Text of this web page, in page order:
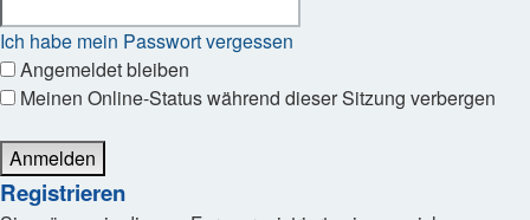
Ich habe mein Passwort vergessen
Angemeldet bleiben
Meinen Online-Status während dieser Sitzung verbergen
Registrieren